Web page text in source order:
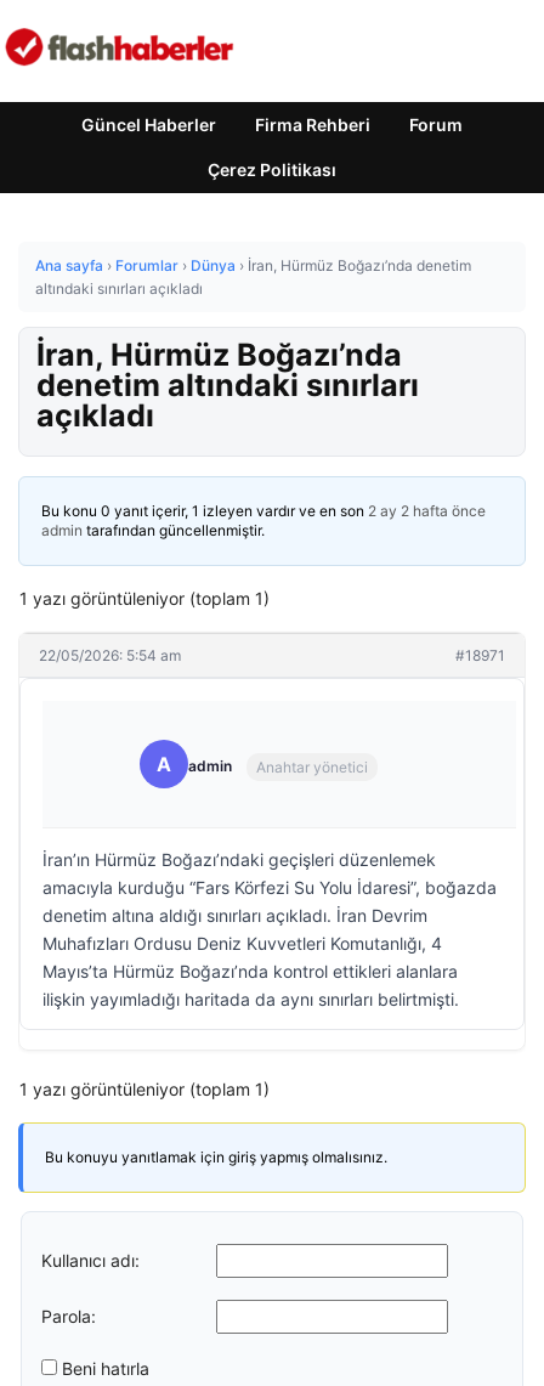
Güncel Haberler Firma Rehberi Forum
Çerez Politikası
Ana sayfa › Forumlar › Dünya › İran, Hürmüz Boğazı’nda denetim
altındaki sınırları açıkladı
İran, Hürmüz Boğazı’nda
denetim altındaki sınırları
açıkladı
Bu konu 0 yanıt içerir, 1 izleyen vardır ve en son 2 ay 2 hafta önce
admin tarafından güncellenmiştir.
1 yazı görüntüleniyor (toplam 1)
22/05/2026: 5:54 am #18971
A admin Anahtar yönetici
İran’ın Hürmüz Boğazı’ndaki geçişleri düzenlemek
amacıyla kurduğu “Fars Körfezi Su Yolu İdaresi”, boğazda
denetim altına aldığı sınırları açıkladı. İran Devrim
Muhafızları Ordusu Deniz Kuvvetleri Komutanlığı, 4
Mayıs’ta Hürmüz Boğazı’nda kontrol ettikleri alanlara
ilişkin yayımladığı haritada da aynı sınırları belirtmişti.
1 yazı görüntüleniyor (toplam 1)
Bu konuyu yanıtlamak için giriş yapmış olmalısınız.
Kullanıcı adı:
Parola:
Beni hatırla